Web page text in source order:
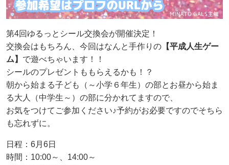
第4回ゆるっとシール交換会が開催決定！
交換会はもちろん、今回はなんと手作りの 【平成人生ゲー
ム】 で遊べちゃいます！！
シールのプレゼントももらえるかも！？
朝から始まる子ども（～小学６年生）の部とお昼から始ま
る大人（中学生～）の部に分かれてますので、
お気をつけてご参加ください♪予約がお必要ですのでそちら
も忘れずに。
日程：6月6日
時間：10:00～、14:00～